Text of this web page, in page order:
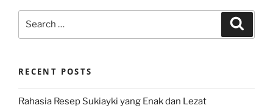
RECENT POSTS
Rahasia Resep Sukiayki yang Enak dan Lezat